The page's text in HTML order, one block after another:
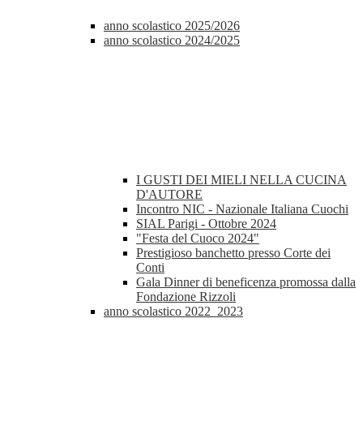
anno scolastico 2025/2026
anno scolastico 2024/2025
I GUSTI DEI MIELI NELLA CUCINA
D'AUTORE
Incontro NIC - Nazionale Italiana Cuochi
SIAL Parigi - Ottobre 2024
"Festa del Cuoco 2024"
Prestigioso banchetto presso Corte dei
Conti
Gala Dinner di beneficenza promossa dalla
Fondazione Rizzoli
anno scolastico 2022_2023